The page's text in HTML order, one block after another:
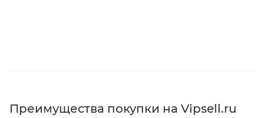
Преимущества покупки на Vipsell.ru